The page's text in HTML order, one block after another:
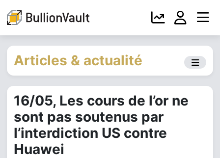
Articles & actualité
16/05, Les cours de l’or ne
sont pas soutenus par
l’interdiction US contre
Huawei